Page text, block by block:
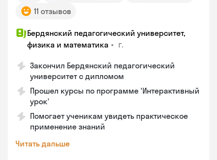
11 отзывов
Бердянский педагогический университет,
физика и математика • г.
Закончил Бердянский педагогический
университет с дипломом
Прошел курсы по программе 'Интерактивный
урок'
Помогает ученикам увидеть практическое
применение знаний
Читать дальше